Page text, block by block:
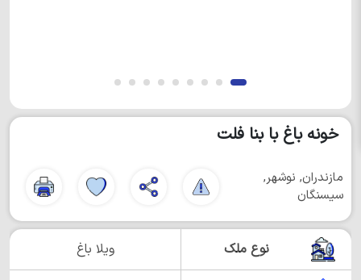
خونه باغ با بنا فلت
مازندران, نوشهر,
سیسنگان
نوع ملک ویلا باغ